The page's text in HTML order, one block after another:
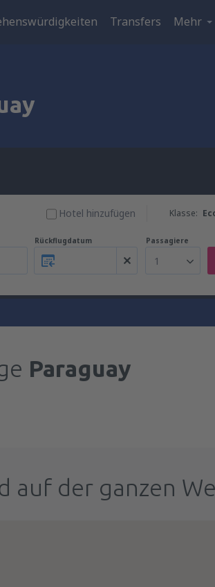
Transfers Mehr
Klasse:
Hotel hinzufügen
Rückflugdatum Passagiere
1
Paraguay
auf der ganzen